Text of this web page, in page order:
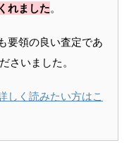
れました。
要領の良い査定であ
さいました。
しく読みたい方はこ